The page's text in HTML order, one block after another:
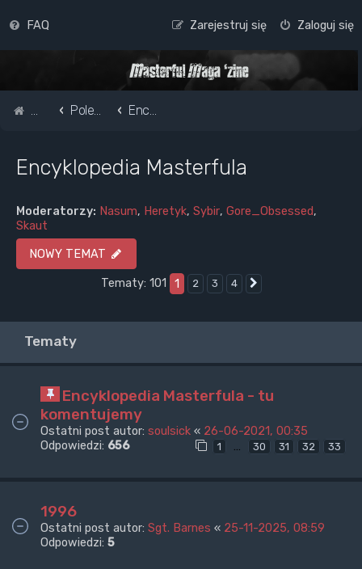
FAQ Zaloguj się
Zarejestruj się
Strona główna
Pole do popisu... Encyklopedia Masterfula
Encyklopedia Masterfula
Moderatorzy: Nasum, Heretyk, Sybir, Gore_Obsessed,
Skaut
NOWY TEMAT
Tematy: 101
1 2 3 4
Tematy
Encyklopedia Masterfula - tu
komentujemy
Ostatni post autor: soulsick « 26-06-2021, 00:35
Odpowiedzi: 656 1 … 30 31 32 33
1996
Ostatni post autor: Sgt. Barnes « 25-11-2025, 08:59
Odpowiedzi: 5